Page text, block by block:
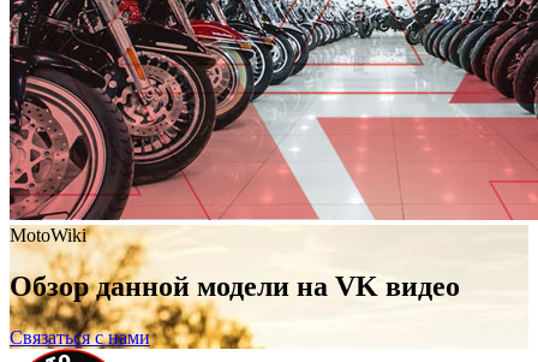
MotoWiki
Обзор данной модели на VK видео
Связаться с нами